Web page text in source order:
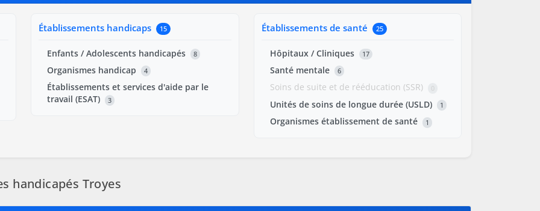
Établissements handicaps 15
Enfants / Adolescents handicapés 8
Organismes handicap 4
Établissements et services d'aide par le
travail (ESAT)
3
Établissements de santé 25
Hôpitaux / Cliniques 17
Santé mentale 6
Soins de suite et de rééducation (SSR) 0
Unités de soins de longue durée (USLD) 1
Organismes établissement de santé 1
handicapés Troyes